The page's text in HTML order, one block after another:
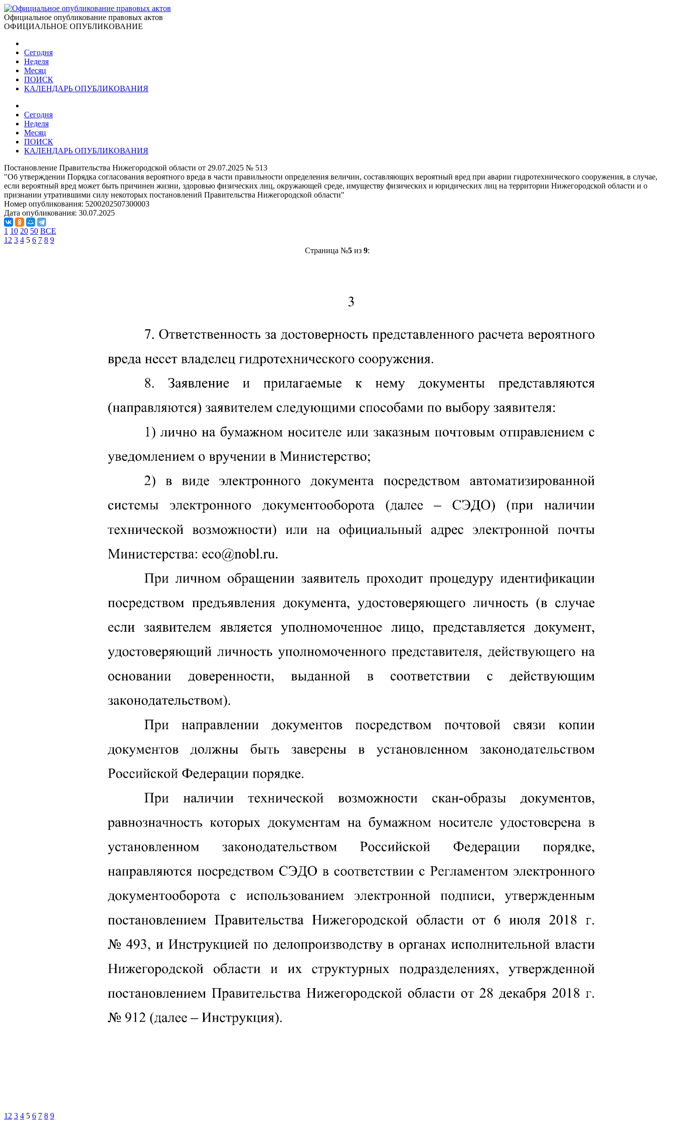
Официальное опубликование правовых актов
ОФИЦИАЛЬНОЕ ОПУБЛИКОВАНИЕ
Сегодня
Неделя
Месяц
ПОИСК
КАЛЕНДАРЬ ОПУБЛИКОВАНИЯ
Сегодня
Неделя
Месяц
ПОИСК
КАЛЕНДАРЬ ОПУБЛИКОВАНИЯ
Постановление Правительства Нижегородской области от 29.07.2025 № 513
"Об утверждении Порядка согласования вероятного вреда в части правильности определения величин, составляющих вероятный вред при аварии гидротехнического сооружения, в случае,
если вероятный вред может быть причинен жизни, здоровью физических лиц, окружающей среде, имуществу физических и юридических лиц на территории Нижегородской области и о
признании утратившими силу некоторых постановлений Правительства Нижегородской области"
Номер опубликования: 5200202507300003
Дата опубликования: 30.07.2025
1 10 20 50 ВСЕ
1 2 3 4 5 6 7 8 9
Страница №5из 9:
1 2 3 4 5 6 7 8 9